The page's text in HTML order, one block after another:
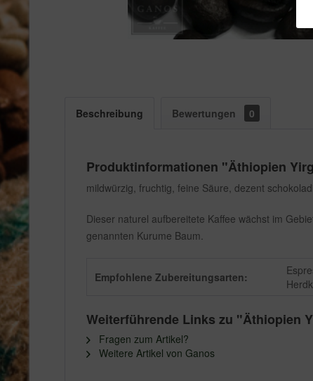
Beschreibung Bewertungen 0
Produktinformationen "Äthiopien
mildwürzig, fruchtig, feine Säure, dezent
Dieser naturel aufbereitete Kaffee wächst im
genannten Kurume Baum.
Empfohlene Zubereitungsarten:
Weiterführende Links zu "Äthiopien
Fragen zum Artikel?
Weitere Artikel von Ganos